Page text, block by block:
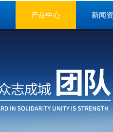
产品中心 新闻